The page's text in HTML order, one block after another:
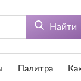
Найти
Палитра